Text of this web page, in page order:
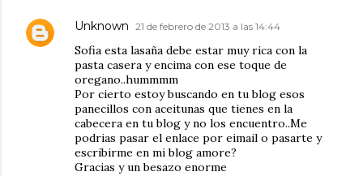
Unknown 21 de febrero de 2013 a las 14:44
Sofia esta lasaña debe estar muy rica con la
pasta casera y encima con ese toque de
oregano..hummmm
Por cierto estoy buscando en tu blog esos
panecillos con aceitunas que tienes en la
cabecera en tu blog y no los encuentro..Me
podrias pasar el enlace por eimail o pasarte y
escribirme en mi blog amore?
Gracias y un besazo enorme